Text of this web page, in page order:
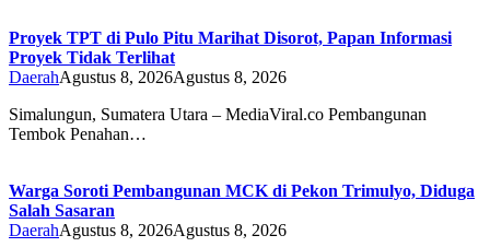
Proyek TPT di Pulo Pitu Marihat Disorot, Papan Informasi
Proyek Tidak Terlihat
DaerahAgustus 8, 2026Agustus 8, 2026
Simalungun, Sumatera Utara – MediaViral.co Pembangunan
Tembok Penahan…
Warga Soroti Pembangunan MCK di Pekon Trimulyo, Diduga
Salah Sasaran
DaerahAgustus 8, 2026Agustus 8, 2026